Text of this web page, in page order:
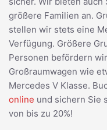
größere Familien an.
stellen wir stets eine
Verfügung. Größere
Personen befördern
Großraumwagen wie
Mercedes V Klasse.
online und sichern Sie
von bis zu 20%!